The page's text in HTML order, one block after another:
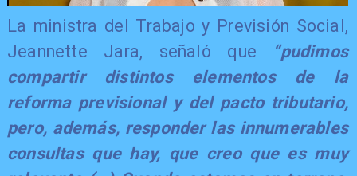
La ministra del Trabajo y Previsión Social,
Jeannette Jara, señaló que
“pudimos
compartir distintos elementos de la
reforma previsional y del pacto tributario,
pero, además, responder las innumerables
consultas que hay, que creo que es muy